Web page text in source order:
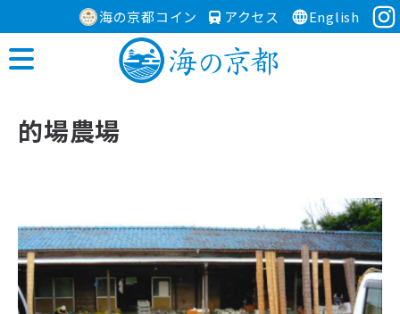
海の京都コイン アクセス English
的場農場